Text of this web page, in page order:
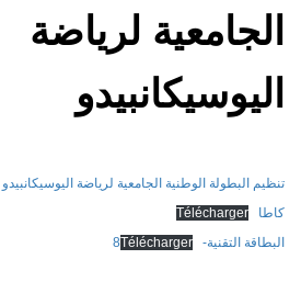
الجامعية لرياضة
اليوسيكانبيدو
تنظيم البطولة الوطنية الجامعية لرياضة
كاطا
Télécharger
البطاقة التقنية-8
Télécharger